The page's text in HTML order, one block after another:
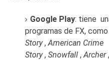
Google Play: tiene
programas de FX, como
Story,American Crime
Story, Snowfall ,Archer,